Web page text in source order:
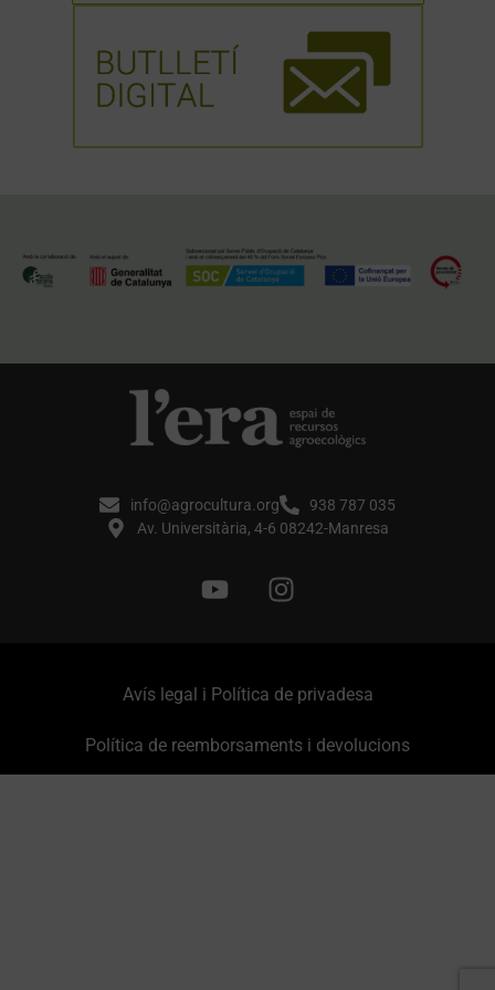
info@agrocultura.org
938 787 035
Av. Universitària, 4-6 08242-Manresa
Avís legal i Política de privadesa
Política de reemborsaments i devolucions